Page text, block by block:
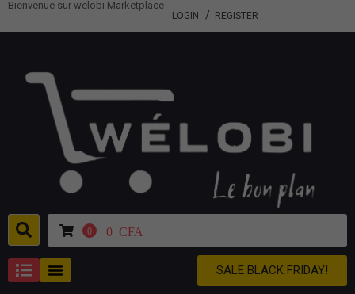
Bienvenue sur welobi Marketplace
LOGIN REGISTER
0 0 CFA
SALE BLACK FRIDAY!